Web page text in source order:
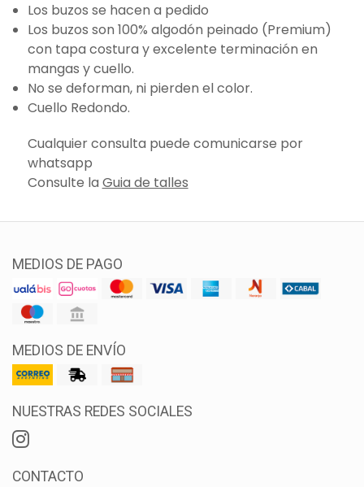
Los buzos se hacen a pedido
Los buzos son 100% algodón peinado (Premium)
con tapa costura y excelente terminación en
mangas y cuello.
No se deforman, ni pierden el color.
Cuello Redondo.
Cualquier consulta puede comunicarse por
whatsapp
Consulte la Guia de talles
MEDIOS DE PAGO
MEDIOS DE ENVÍO
NUESTRAS REDES SOCIALES
CONTACTO